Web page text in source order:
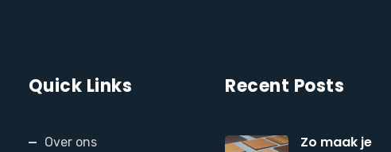
Quick Links
Over ons
Recent Posts
Zo maak je